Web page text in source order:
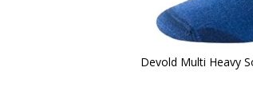
Devold Multi Heavy